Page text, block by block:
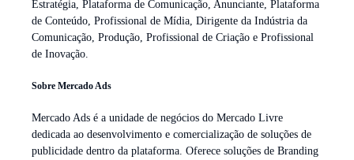
Estratégia, Plataforma de Comunicação, Anunciante, Plataforma
de Conteúdo, Profissional de Mídia, Dirigente da Indústria da
Comunicação, Produção, Profissional de Criação e Profissional
de Inovação.
Sobre Mercado Ads
Mercado Ads é a unidade de negócios do Mercado Livre
dedicada ao desenvolvimento e comercialização de soluções de
publicidade dentro da plataforma. Oferece soluções de Branding